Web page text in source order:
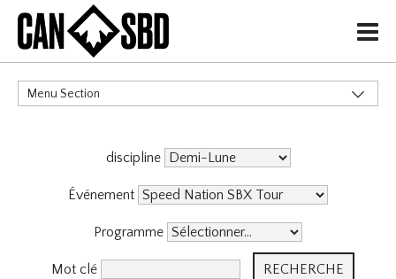
H
Menu Section
discipline
Événement
Programme
Mot clé